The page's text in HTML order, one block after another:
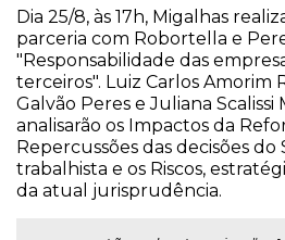
Dia 25/8, às 17h, Migalhas
parceria com Robortella e
"Responsabilidade das
terceiros". Luiz Carlos Amorim
Galvão Peres e Juliana Scalissi
analisarão os Impactos da
Repercussões das decisões do
trabalhista e os Riscos,
da atual jurisprudência.